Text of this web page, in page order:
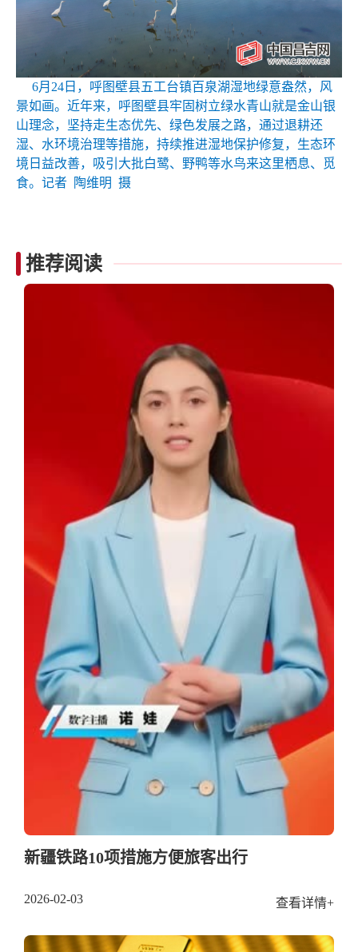
6月24日，呼图壁县五工台镇百泉湖湿地绿意盎然，风
景如画。近年来，呼图壁县牢固树立绿水青山就是金山银
山理念，坚持走生态优先、绿色发展之路，通过退耕还
湿、水环境治理等措施，持续推进湿地保护修复，生态环
境日益改善，吸引大批白鹭、野鸭等水鸟来这里栖息、觅
食。记者 陶维明 摄
推荐阅读
新疆铁路10项措施方便旅客出行
2026-02-03 查看详情+